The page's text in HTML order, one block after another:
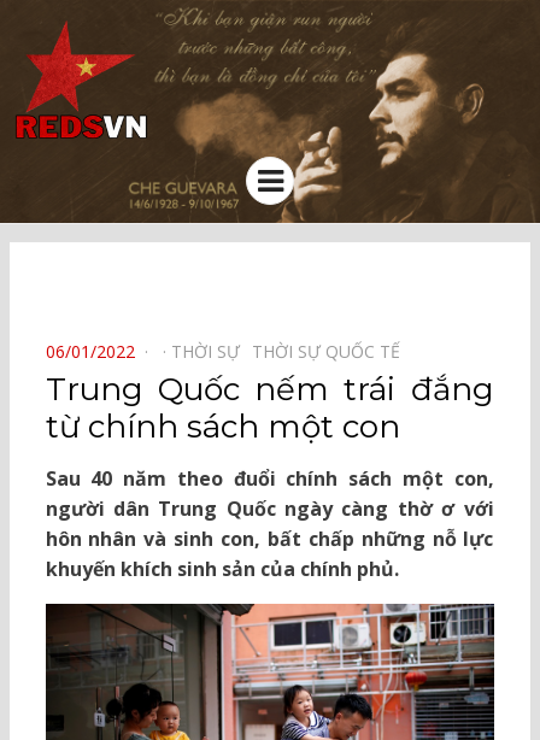
Kênh chia sẻ tri thức cộng đồng
Menu
POSTED
ON
06/01/2022 THỜI SỰ⠀ THỜI SỰ QUỐC TẾ⠀
Trung Quốc nếm trái đắng
từ chính sách một con
Sau 40 năm theo đuổi chính sách một con,
người dân Trung Quốc ngày càng thờ ơ với
hôn nhân và sinh con, bất chấp những nỗ lực
khuyến khích sinh sản của chính phủ.